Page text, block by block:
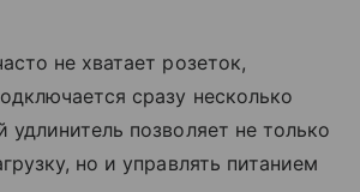
не хватает розеток,
сразу несколько
позволяет не только
но и управлять питанием